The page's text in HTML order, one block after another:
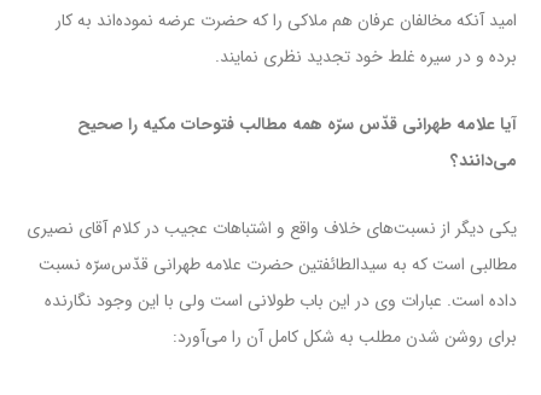
امید آنکه مخالفان عرفان هم ملاکی را که حضرت عرضه نموده‌اند به کار
برده و در سیره غلط خود تجدید نظری نمایند.
آیا علامه طهرانی قدّس سرّه همه مطالب فتوحات مکیه را صحیح
می‌دانند؟
یکی دیگر از نسبت‌های خلاف واقع و اشتباهات عجیب در کلام آقای نصیری
مطالبی است که به سیدالطائفتین حضرت علامه طهرانی قدّس‌سرّه نسبت
داده است. عبارات وی در این باب طولانی است ولی با این وجود نگارنده
برای روشن شدن مطلب به شکل کامل آن را می‌آورد: